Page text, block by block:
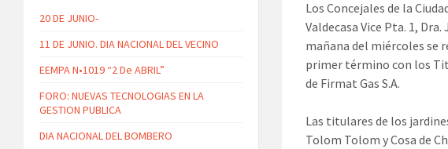
Los Concejales de la
Valdecasa Vice Pta. 1,
mañana del miércoles se
primer término con los
de Firmat Gas S.A.
Las titulares de los
Tolom Tolom y Cosa de
20 DE JUNIO-
11 DE JUNIO. DIA NACIONAL DEL VECINO
EEMPA N•1019 “2 De ABRIL”
FORO: NUEVAS TECNOLOGIAS EN LA
GESTION PUBLICA
DIA NACIONAL DEL BOMBERO